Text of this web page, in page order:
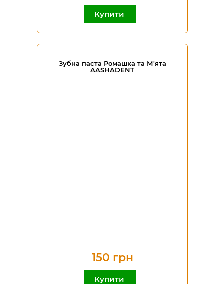
Купити
Зубна паста Ромашка та М'ята
AASHADENT
150 грн
Купити